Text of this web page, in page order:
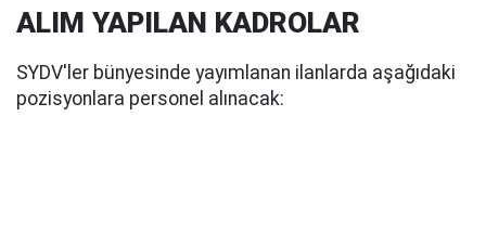
ALIM YAPILAN KADROLAR
SYDV'ler bünyesinde yayımlanan ilanlarda aşağıdaki
pozisyonlara personel alınacak: